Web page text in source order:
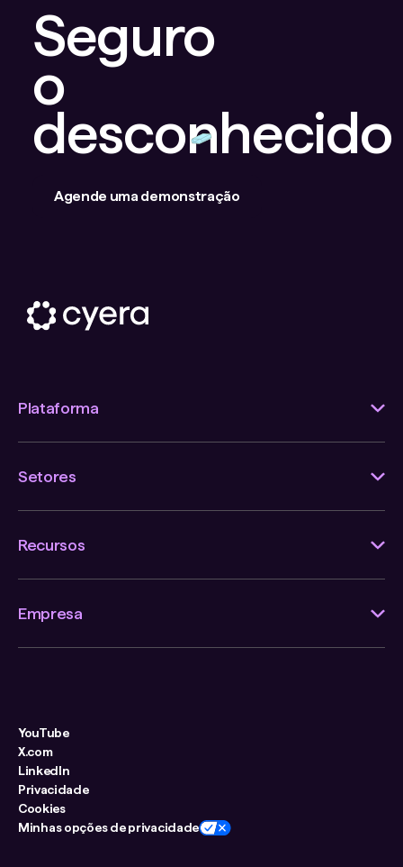
Seguro
o
desconhecido
Agende uma demonstração
Plataforma
Setores
Recursos
Empresa
YouTube
X.com
LinkedIn
Privacidade
Cookies
Minhas opções de privacidade